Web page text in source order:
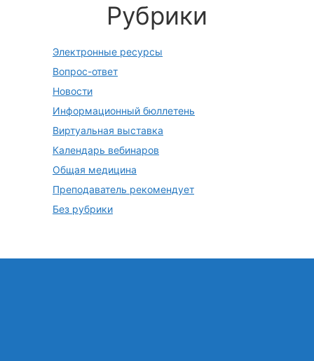
Рубрики
Электронные ресурсы
Вопрос-ответ
Новости
Информационный бюллетень
Виртуальная выставка
Календарь вебинаров
Общая медицина
Преподаватель рекомендует
Без рубрики